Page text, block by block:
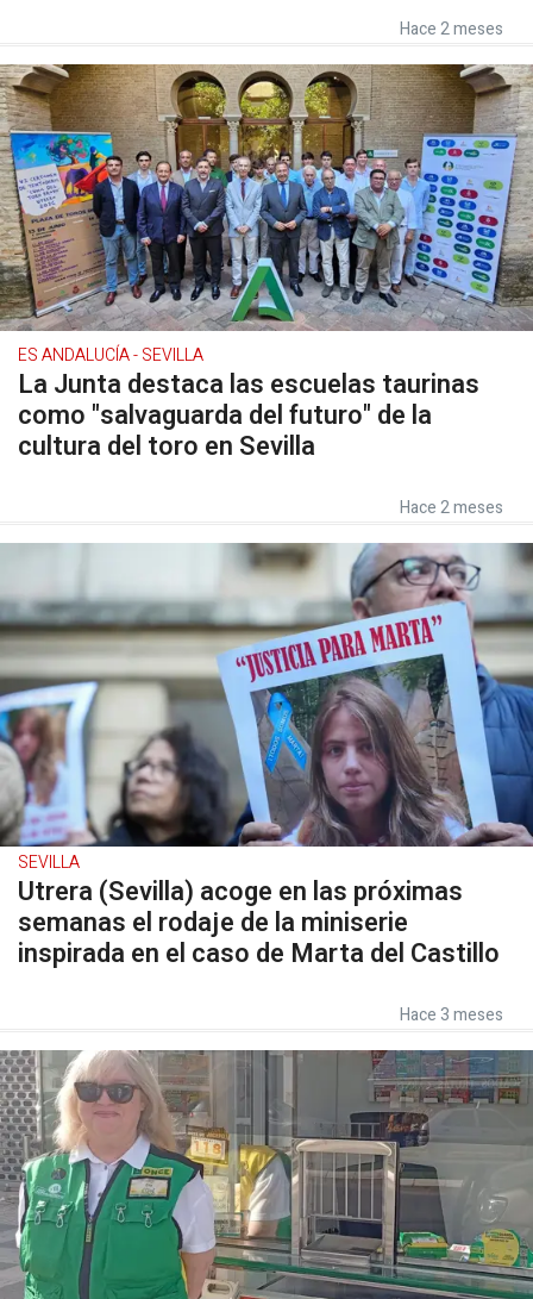
Hace 2 meses
ES ANDALUCÍA - SEVILLA
La Junta destaca las escuelas taurinas
como "salvaguarda del futuro" de la
cultura del toro en Sevilla
Hace 2 meses
SEVILLA
Utrera (Sevilla) acoge en las próximas
semanas el rodaje de la miniserie
inspirada en el caso de Marta del Castillo
Hace 3 meses